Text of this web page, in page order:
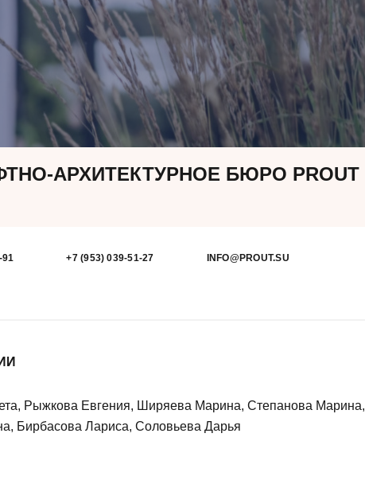
АРХИТЕКТУРНОЕ БЮРО PROUT
91 +7 (953) 039-51-27 INFO@PROUT.SU
Рыжкова Евгения, Ширяева Марина, Степанова Марина,
Бирбасова Лариса, Соловьева Дарья